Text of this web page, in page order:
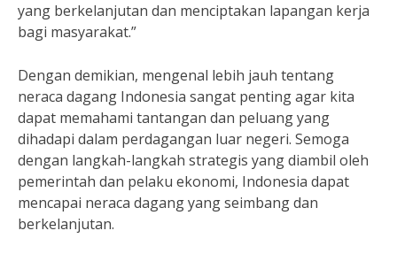
yang berkelanjutan dan menciptakan lapangan kerja
bagi masyarakat.”
Dengan demikian, mengenal lebih jauh tentang
neraca dagang Indonesia sangat penting agar kita
dapat memahami tantangan dan peluang yang
dihadapi dalam perdagangan luar negeri. Semoga
dengan langkah-langkah strategis yang diambil oleh
pemerintah dan pelaku ekonomi, Indonesia dapat
mencapai neraca dagang yang seimbang dan
berkelanjutan.